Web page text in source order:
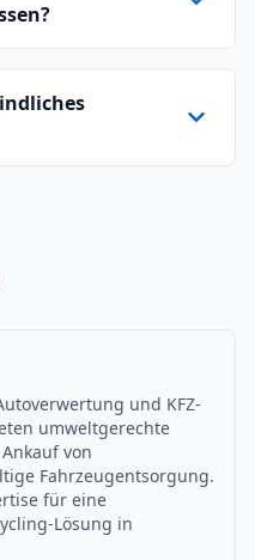
und KFZ-
umweltgerechte
von
Fahrzeugentsorgung.
für eine
Lösung in